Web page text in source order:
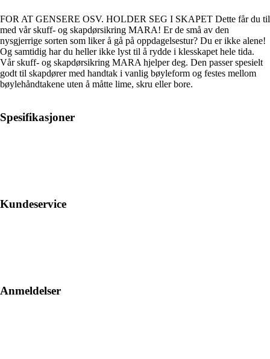
FOR AT GENSERE OSV. HOLDER SEG I SKAPET Dette får du til
med vår skuff- og skapdørsikring MARA! Er de små av den
nysgjerrige sorten som liker å gå på oppdagelsestur? Du er ikke alene!
Og samtidig har du heller ikke lyst til å rydde i klesskapet hele tida.
Vår skuff- og skapdørsikring MARA hjelper deg. Den passer spesielt
godt til skapdører med handtak i vanlig bøyleform og festes mellom
bøylehåndtakene uten å måtte lime, skru eller bore.
Spesifikasjoner
Kundeservice
Anmeldelser